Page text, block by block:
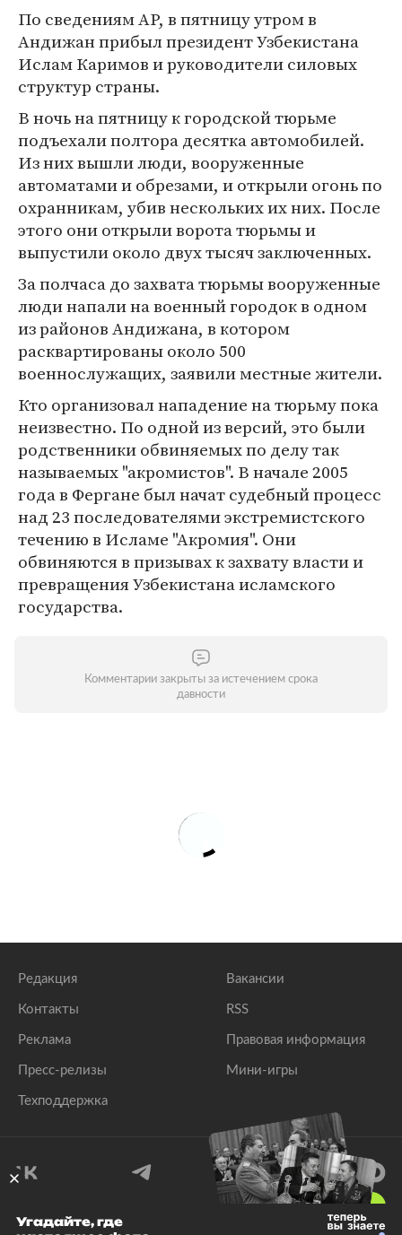
По сведениям AP, в пятницу утром в
Андижан прибыл президент Узбекистана
Ислам Каримов и руководители силовых
структур страны.
В ночь на пятницу к городской тюрьме
подъехали полтора десятка автомобилей.
Из них вышли люди, вооруженные
автоматами и обрезами, и открыли огонь по
охранникам, убив нескольких их них. После
этого они открыли ворота тюрьмы и
выпустили около двух тысяч заключенных.
За полчаса до захвата тюрьмы вооруженные
люди напали на военный городок в одном
из районов Андижана, в котором
расквартированы около 500
военнослужащих, заявили местные жители.
Кто организовал нападение на тюрьму пока
неизвестно. По одной из версий, это были
родственники обвиняемых по делу так
называемых "акромистов". В начале 2005
года в Фергане был начат судебный процесс
над 23 последователями экстремистского
течению в Исламе "Акромия". Они
обвиняются в призывах к захвату власти и
превращения Узбекистана исламского
государства.
Комментарии закрыты за истечением срока
давности
Редакция
Контакты
Реклама
Пресс-релизы
Техподдержка
Вакансии
RSS
Правовая информация
Мини-игры
Угадайте, где